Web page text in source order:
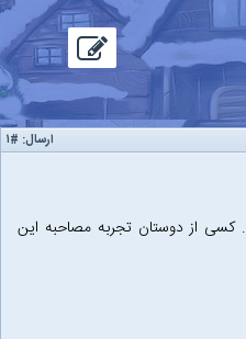
ارسال: #۱
از دوستان تجربه مصاحبه این